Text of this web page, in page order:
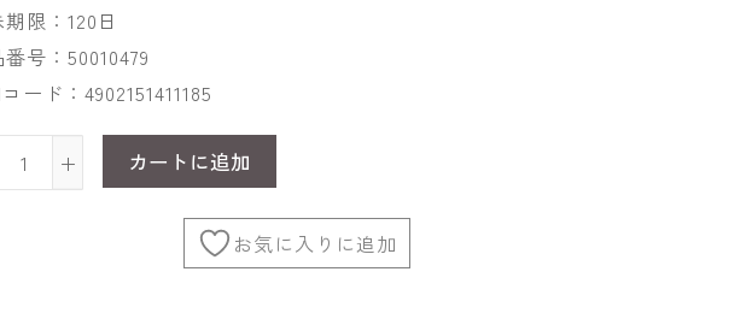
限：120日
号：50010479
ード：4902151411185
+ カートに追加
お気に入りに追加